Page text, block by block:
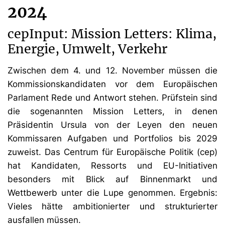
2024
cepInput: Mission Letters: Klima,
Energie, Umwelt, Verkehr
Zwischen dem 4. und 12. November müssen die
Kommissionskandidaten vor dem Europäischen
Parlament Rede und Antwort stehen. Prüfstein sind
die sogenannten Mission Letters, in denen
Präsidentin Ursula von der Leyen den neuen
Kommissaren Aufgaben und Portfolios bis 2029
zuweist. Das Centrum für Europäische Politik (cep)
hat Kandidaten, Ressorts und EU-Initiativen
besonders mit Blick auf Binnenmarkt und
Wettbewerb unter die Lupe genommen. Ergebnis:
Vieles hätte ambitionierter und strukturierter
ausfallen müssen.